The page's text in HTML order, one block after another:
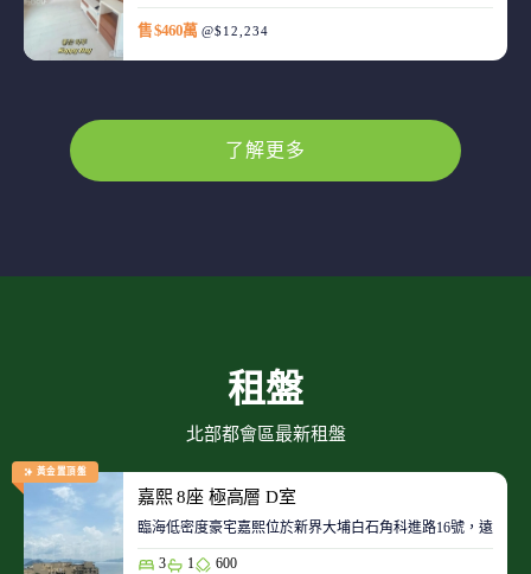
售 $460萬 @$12,234
了解更多
租盤
北部都會區最新租盤
黃金置頂盤
嘉熙 8座 極高層 D室
臨海低密度豪宅嘉熙位於新界大埔白石角科進路16號，遠離
3 1 600